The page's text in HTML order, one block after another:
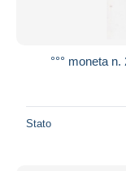
°°° moneta
Stato